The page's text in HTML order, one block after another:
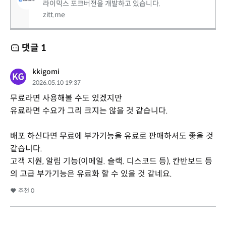
라이믹스 포크버전을 개발하고 있습니다.
zitt.me
댓글 1
kkigomi
2026.05.10 19:37
무료라면 사용해볼 수도 있겠지만
유료라면 수요가 그리 크지는 않을 것 같습니다.
배포 하신다면 무료에 부가기능을 유료로 판매하셔도 좋을 것
같습니다.
고객 지원, 알림 기능(이메일. 슬랙. 디스코드 등), 칸반보드 등
의 고급 부가기능은 유료화 할 수 있을 것 같네요.
추천 0